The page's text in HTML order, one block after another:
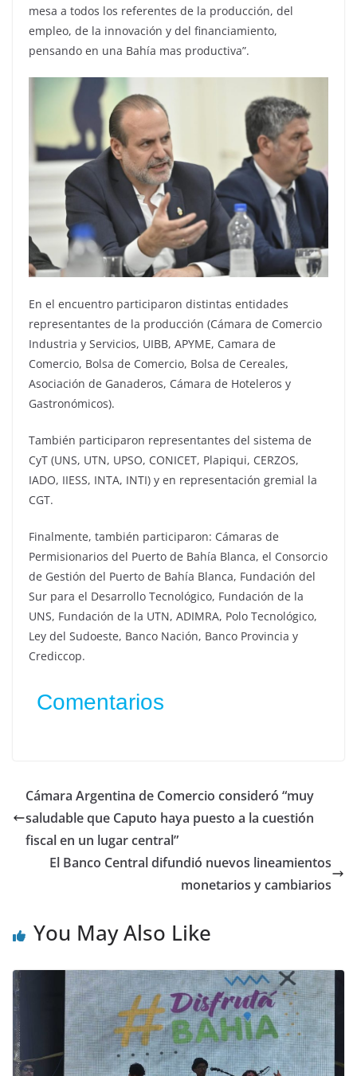
mesa a todos los referentes de la producción, del
empleo, de la innovación y del financiamiento,
pensando en una Bahía mas productiva”.
En el encuentro participaron distintas entidades
representantes de la producción (Cámara de Comercio
Industria y Servicios, UIBB, APYME, Camara de
Comercio, Bolsa de Comercio, Bolsa de Cereales,
Asociación de Ganaderos, Cámara de Hoteleros y
Gastronómicos).
También participaron representantes del sistema de
CyT (UNS, UTN, UPSO, CONICET, Plapiqui, CERZOS,
IADO, IIESS, INTA, INTI) y en representación gremial la
CGT.
Finalmente, también participaron: Cámaras de
Permisionarios del Puerto de Bahía Blanca, el Consorcio
de Gestión del Puerto de Bahía Blanca, Fundación del
Sur para el Desarrollo Tecnológico, Fundación de la
UNS, Fundación de la UTN, ADIMRA, Polo Tecnológico,
Ley del Sudoeste, Banco Nación, Banco Provincia y
Crediccop.
Comentarios
Cámara Argentina de Comercio consideró “muy
saludable que Caputo haya puesto a la cuestión
fiscal en un lugar central”
El Banco Central difundió nuevos lineamientos
monetarios y cambiarios
You May Also Like